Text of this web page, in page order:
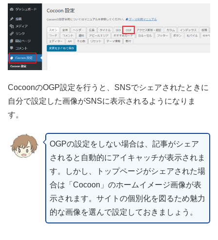
CocoonのOGP設定を行うと、SNSでシェアされたときに
自分で設定した画像がSNSに表示されるようになりま
す。
OGPの設定をしない場合は、記事がシェア
されると自動的にアイキャッチが表示されま
す。しかし、トップページがシェアされた場
合は「Cocoon」のホームイメージ画像が表
示されます。サイトの個別化を図るため魅力
的な画像を選んで設定しておきましょう。